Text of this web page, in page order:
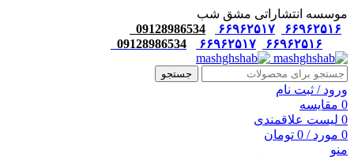
موسسه انتشاراتی مشق شب
۶۶۹۶۲۵۱۶
۶۶۹۶۲۵۱۷
09128986534
۶۶۹۶۲۵۱۶
۶۶۹۶۲۵۱۷ 09128986534
جستجو
ورود / ثبت نام
0 مقایسه
0 لیست علاقمندی
0 مورد /
0 تومان
منو